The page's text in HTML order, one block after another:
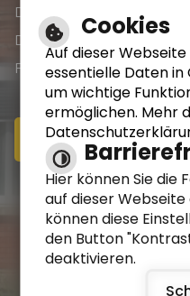
Dienstag:
08:00 bis
Donnerstag:
08:00 bis
Freitag:
08:00 bis
Online-
Impressum
Erklärung
Cookies
Auf dieser
essentielle Daten
um wichtige
ermöglichen. Mehr
Hier können Sie die
auf dieser Webseite
können diese
den Button
deaktivieren.